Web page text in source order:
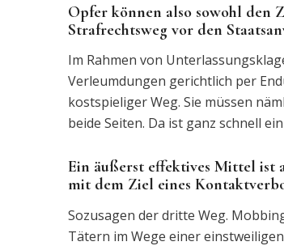
Opfer können also sowohl den
Strafrechtsweg vor den
Im Rahmen von
Verleumdungen gerichtlich per
kostspieliger Weg. Sie müssen
beide Seiten. Da ist ganz schnell
Ein äußerst effektives Mittel ist
mit dem Ziel eines
Sozusagen der dritte Weg.
Tätern im Wege einer